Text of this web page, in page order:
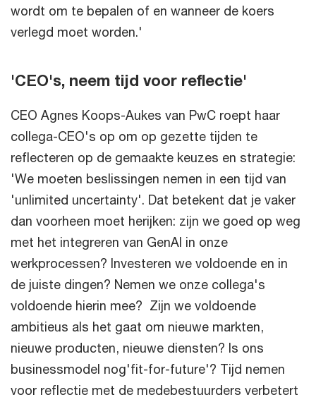
wordt om te bepalen of en wanneer de koers
verlegd moet worden.'
'CEO's, neem tijd voor reflectie'
CEO Agnes Koops-Aukes van PwC roept haar
collega-CEO's op om op gezette tijden te
reflecteren op de gemaakte keuzes en strategie:
'We moeten beslissingen nemen in een tijd van
'unlimited uncertainty'. Dat betekent dat je vaker
dan voorheen moet herijken: zijn we goed op weg
met het integreren van GenAI in onze
werkprocessen? Investeren we voldoende en in
de juiste dingen? Nemen we onze collega's
voldoende hierin mee? Zijn we voldoende
ambitieus als het gaat om nieuwe markten,
nieuwe producten, nieuwe diensten? Is ons
businessmodel nog'fit-for-future'? Tijd nemen
voor reflectie met de medebestuurders verbetert